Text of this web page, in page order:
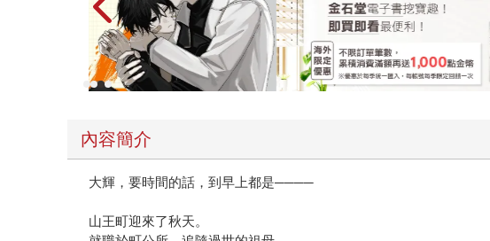
內容簡介
大輝，要時間的話，到早上都是────
山王町迎來了秋天。